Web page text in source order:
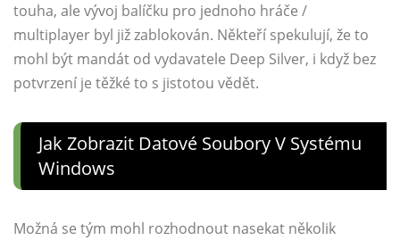
touha, ale vývoj balíčku pro jednoho hráče /
multiplayer byl již zablokován. Někteří spekulují, že to
mohl být mandát od vydavatele Deep Silver, i když bez
potvrzení je těžké to s jistotou vědět.
Jak Zobrazit Datové Soubory V Systému
Windows
Možná se tým mohl rozhodnout nasekat několik